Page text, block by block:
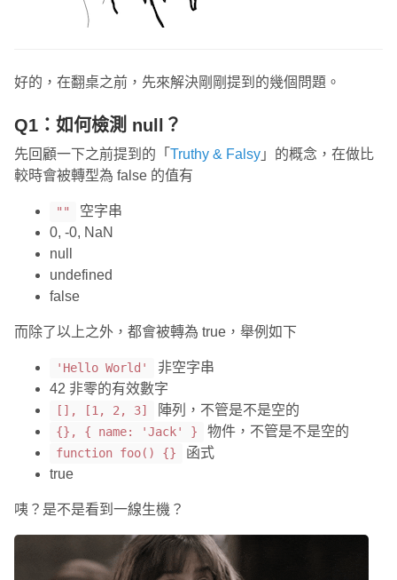
好的，在翻桌之前，先來解決剛剛提到的幾個問題。
Q1：如何檢測 null？
先回顧一下之前提到的「 Truthy & Falsy 」的概念，在做比
較時會被轉型為 false 的值有
""
空字串
0, -0, NaN
null
undefined
false
而除了以上之外，都會被轉為 true，舉例如下
'Hello World'
非空字串
42 非零的有效數字
[], [1, 2, 3] 陣列，不管是不是空的
{}, { name: 'Jack' } 物件，不管是不是空的
function foo() {}
函式
true
咦？是不是看到一線生機？